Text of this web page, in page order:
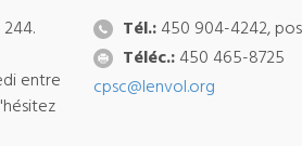
entre
Tél.: 450 904-4242,
Téléc.: 450 465-8725
cpsc@lenvol.org